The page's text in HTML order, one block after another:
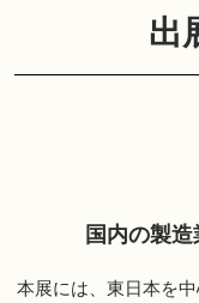
出
国内の製
本展には、東日本を